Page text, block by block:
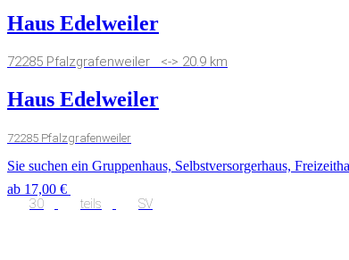
Haus Edelweiler
72285 Pfalzgrafenweiler <-> 20.9 km
Haus Edelweiler
72285 Pfalzgrafenweiler
Sie suchen ein Gruppenhaus, Selbstversorgerhaus,
ab 17,00 €
30 teils SV